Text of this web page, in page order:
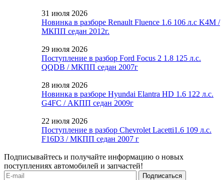
31 июля 2026
Новинка в разборе Renault Fluence 1.6 106 л.с K4M /
МКПП седан 2012г.
29 июля 2026
Поступление в разбор Ford Focus 2 1.8 125 л.с.
QQDB / МКПП седан 2007г
28 июля 2026
Новинка в разборе Hyundai Elantra HD 1.6 122 л.с.
G4FC / АКПП седан 2009г
22 июля 2026
Поступление в разбор Chevrolet Lacetti1.6 109 л.с.
F16D3 / МКПП седан 2007 г
Подписывайтесь и получайте информацию о новых
поступлениях автомобилей и запчастей!